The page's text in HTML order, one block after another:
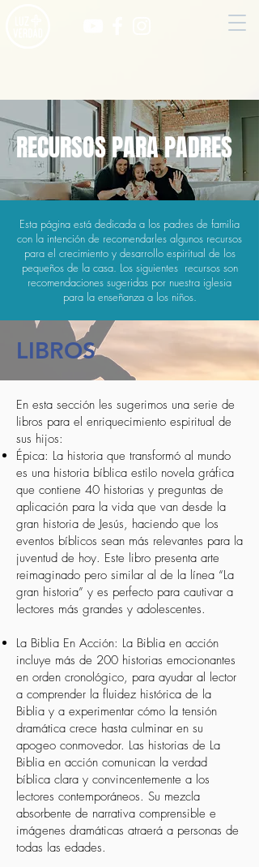
RECURSOS PARA PADRES
Esta página está dedicada a los padres de familia
con la intención de recomendarles algunos recursos
para el crecimiento y desarrollo espiritual de los
pequeños de la casa. Los siguientes recursos son
recomendaciones sugeridas por nuestra iglesia
para la enseñanza a los niños.
LIBROS
En esta sección les sugerimos una serie de
libros para el enriquecimiento espiritual de
sus hijos:
Épica: La historia que transformó al mundo
es una historia bíblica estilo novela gráfica
que contiene 40 historias y preguntas de
aplicación para la vida que van desde la
gran historia de Jesús, haciendo que los
eventos bíblicos sean más relevantes para la
juventud de hoy. Este libro presenta arte
reimaginado pero similar al de la línea “La
gran historia” y es perfecto para cautivar a
lectores más grandes y adolescentes.
La Biblia En Acción: La Biblia en acción
incluye más de 200 historias emocionantes
en orden cronológico, para ayudar al lector
a comprender la fluidez histórica de la
Biblia y a experimentar cómo la tensión
dramática crece hasta culminar en su
apogeo conmovedor. Las historias de La
Biblia en acción comunican la verdad
bíblica clara y convincentemente a los
lectores contemporáneos. Su mezcla
absorbente de narrativa comprensible e
imágenes dramáticas atraerá a personas de
todas las edades.